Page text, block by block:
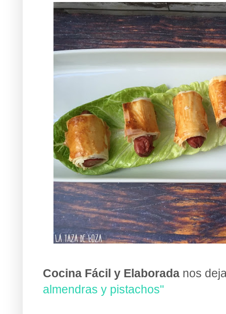
Cocina Fácil y Elaborada nos
almendras y pistachos"